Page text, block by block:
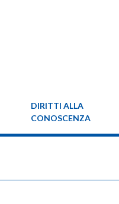
DIRITTI ALLA
CONOSCENZA